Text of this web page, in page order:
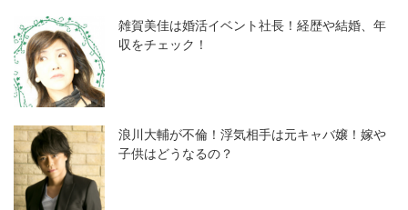
雑賀美佳は婚活イベント社長！経歴や結婚、年
収をチェック！
浪川大輔が不倫！浮気相手は元キャバ嬢！嫁や
子供はどうなるの？